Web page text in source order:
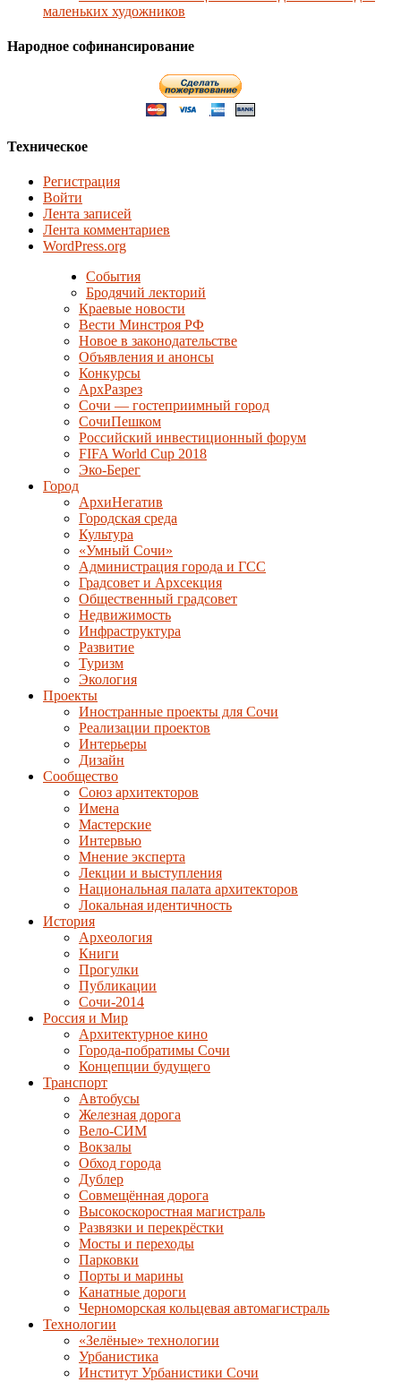
маленьких художников
Народное софинансирование
Техническое
Регистрация
Войти
Лента записей
Лента комментариев
WordPress.org
События
Бродячий лекторий
Краевые новости
Вести Минстроя РФ
Новое в законодательстве
Объявления и анонсы
Конкурсы
АрхРазрез
Сочи — гостеприимный город
СочиПешком
Российский инвестиционный форум
FIFA World Cup 2018
Эко-Берег
Город
АрхиНегатив
Городская среда
Культура
«Умный Сочи»
Администрация города и ГСС
Градсовет и Архсекция
Общественный градсовет
Недвижимость
Инфраструктура
Развитие
Туризм
Экология
Проекты
Иностранные проекты для Сочи
Реализации проектов
Интерьеры
Дизайн
Сообщество
Союз архитекторов
Имена
Мастерские
Интервью
Мнение эксперта
Лекции и выступления
Национальная палата архитекторов
Локальная идентичность
История
Археология
Книги
Прогулки
Публикации
Сочи-2014
Россия и Мир
Архитектурное кино
Города-побратимы Сочи
Концепции будущего
Транспорт
Автобусы
Железная дорога
Вело-СИМ
Вокзалы
Обход города
Дублер
Совмещённая дорога
Высокоскоростная магистраль
Развязки и перекрёстки
Мосты и переходы
Парковки
Порты и марины
Канатные дороги
Черноморская кольцевая автомагистраль
Технологии
«Зелёные» технологии
Урбанистика
Институт Урбанистики Сочи